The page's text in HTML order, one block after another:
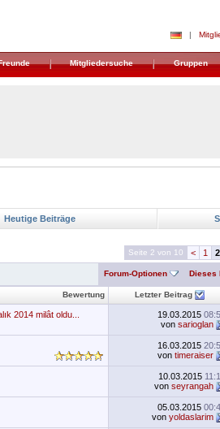
|
Mitgliedersuche Gruppen
Heutige Beiträge
Seite 2 von 10 < 1 2
Forum-Optionen Dieses
Bewertung Letzter Beitrag
2014 milât oldu...
19.03.2015
von sarioglan
16.03.2015
von timeraiser
10.03.2015
von seyrangah
05.03.2015
von yoldaslarim